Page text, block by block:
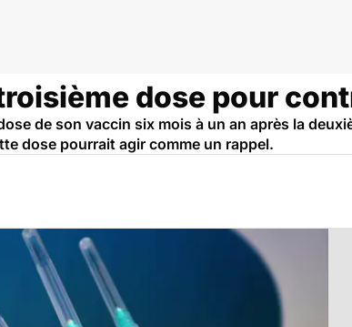
dose pour
de son vaccin six mois à un an après la
dose pourrait agir comme un rappel.